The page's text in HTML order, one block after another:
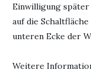
Einwilligung
auf die
unteren Ecke der
Weitere
"Jedesmal, wenn
Faden eigener